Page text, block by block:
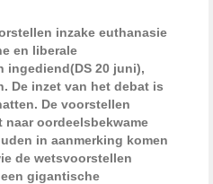
inzake euthanasie
en liberale
ingediend(DS 20 juni),
De inzet van het debat is
De voorstellen
oordeelsbekwame
in aanmerking komen
de wetsvoorstellen
gigantische